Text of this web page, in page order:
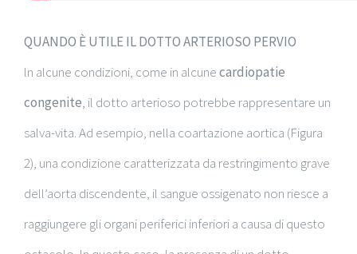
QUANDO È UTILE IL DOTTO ARTERIOSO PERVIO
ln alcune condizioni, come in alcunecardiopatie
congenite, il dotto arterioso potrebbe rappresentare un
salva-vita. Ad esempio, nella coartazione aortica (Figura
2), una condizione caratterizzata da restringimento grave
dell’aorta discendente, il sangue ossigenato non riesce a
raggiungere gli organi periferici inferiori a causa di questo